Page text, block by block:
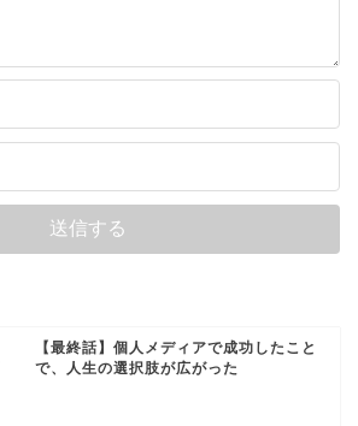
【最終話】個人メディアで成功したこと
で、人生の選択肢が広がった
プロフィールストーリー